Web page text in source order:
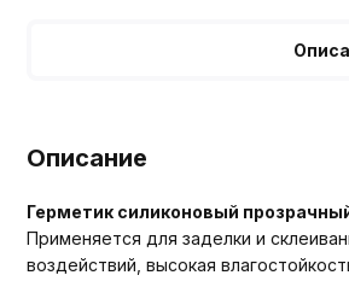
Описание
Герметик силиконовый
Применяется для заделки и
воздействий, высокая